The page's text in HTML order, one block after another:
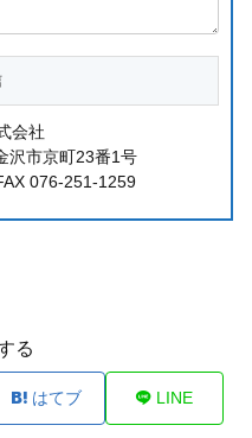
会社
市京町23番1号
076-251-1259
る
はてブ LINE